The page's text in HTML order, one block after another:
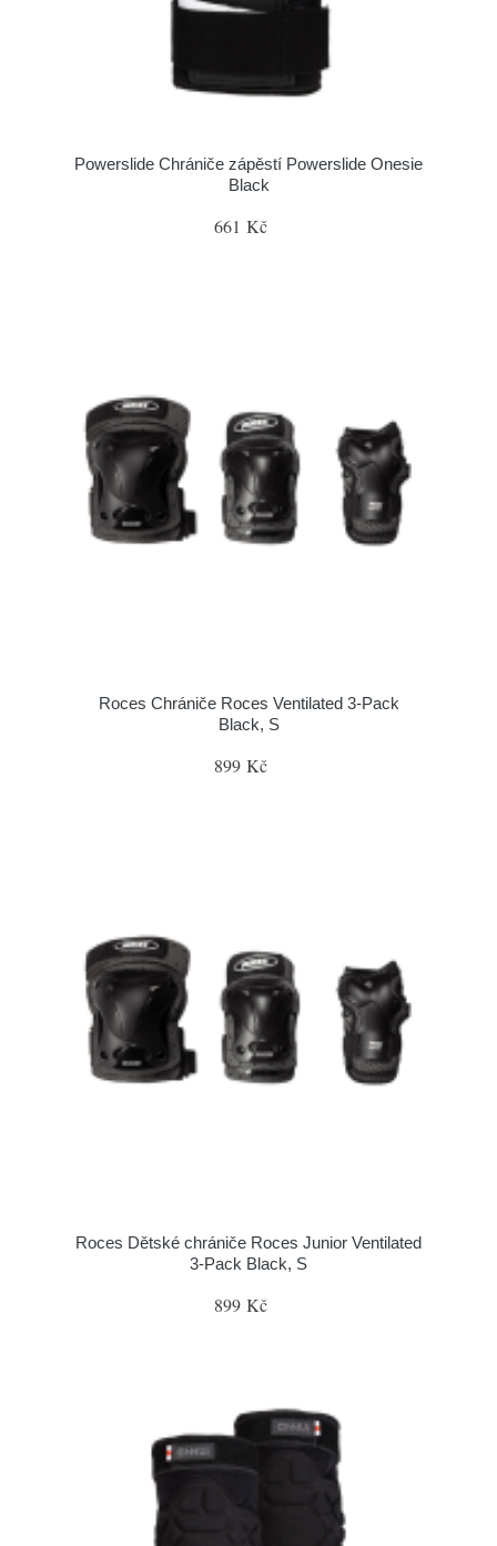
Powerslide Chrániče zápěstí Powerslide Onesie
Black
661 Kč
Roces Chrániče Roces Ventilated 3-Pack
Black, S
899 Kč
Roces Dětské chrániče Roces Junior Ventilated
3-Pack Black, S
899 Kč